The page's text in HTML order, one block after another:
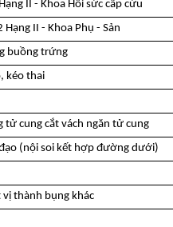
II - Khoa Hồi sức cấp cứu
II - Khoa Phụ - Sản
buồng trứng
kéo thai
tử cung cắt vách ngăn tử cung
(nội soi kết hợp đường dưới)
thành bụng khác